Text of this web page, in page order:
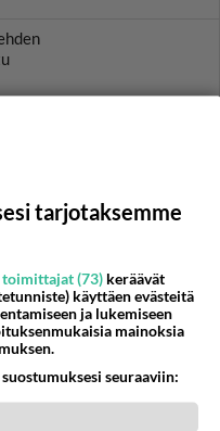
jää
tarjotaksemme
toimittajat (73) keräävät
käyttäen evästeitä
ja lukemiseen
mainoksia
seuraaviin: